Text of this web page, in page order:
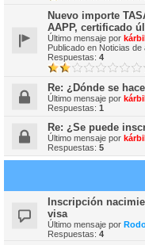
Nuevo importe
AAPP, certificado
Último mensaje por
Publicado en Noticias de
Respuestas: 4
Re: ¿Dónde se
Último mensaje por
Respuestas: 1
Re: ¿Se puede
Último mensaje por
Respuestas: 5
Inscripción
visa
Último mensaje por
Respuestas: 4